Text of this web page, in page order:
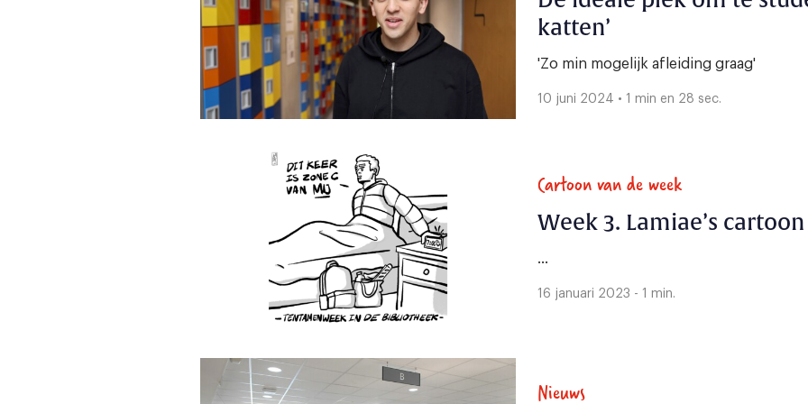
katten’
'Zo min mogelijk afleiding graag'
10 juni 2024 • 1 min en 28 sec.
Cartoon van de week
Week 3. Lamiae’s cartoon
...
16 januari 2023 - 1 min.
Nieuws